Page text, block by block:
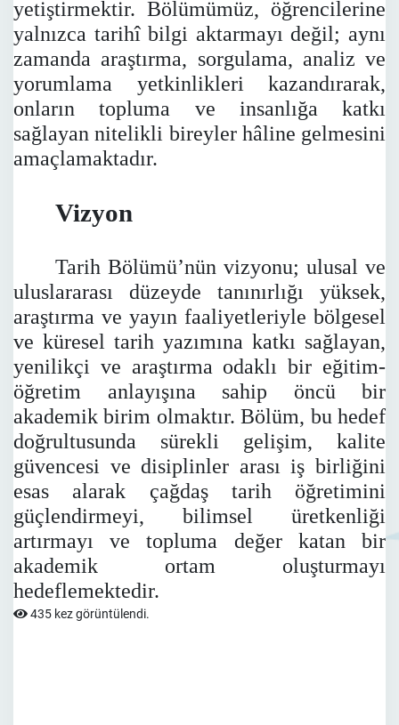
yetiştirmektir. Bölümümüz, öğrencilerine
yalnızca tarihî bilgi aktarmayı değil; aynı
zamanda araştırma, sorgulama, analiz ve
yorumlama yetkinlikleri kazandırarak,
onların topluma ve insanlığa katkı
sağlayan nitelikli bireyler hâline gelmesini
amaçlamaktadır.
Vizyon
Tarih Bölümü’nün vizyonu; ulusal ve
uluslararası düzeyde tanınırlığı yüksek,
araştırma ve yayın faaliyetleriyle bölgesel
ve küresel tarih yazımına katkı sağlayan,
yenilikçi ve araştırma odaklı bir eğitim-
öğretim anlayışına sahip öncü bir
akademik birim olmaktır.Bölüm, bu hedef
doğrultusunda sürekli gelişim, kalite
güvencesi ve disiplinler arası iş birliğini
esas alarak çağdaş tarih öğretimini
güçlendirmeyi, bilimsel üretkenliği
artırmayı ve topluma değer katan bir
akademik ortam oluşturmayı
hedeflemektedir.
435 kez görüntülendi.